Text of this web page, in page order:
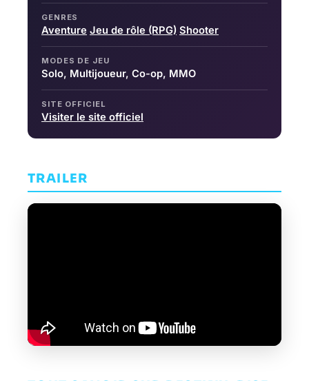
GENRES
Aventure Jeu de rôle (RPG) Shooter
MODES DE JEU
Solo, Multijoueur, Co-op, MMO
SITE OFFICIEL
Visiter le site officiel
TRAILER